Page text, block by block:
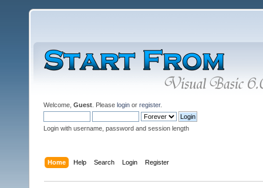
Welcome, Guest . Please login or register.
Login with username, password and session length
Home Help Search Login Register